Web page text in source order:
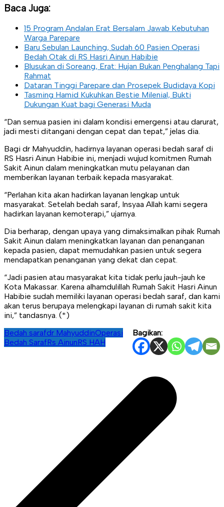
Baca Juga:
15 Program Andalan Erat Bersalam Jawab Kebutuhan
Warga Parepare
Baru Sebulan Launching, Sudah 60 Pasien Operasi
Bedah Otak di RS Hasri Ainun Habibie
Blusukan di Soreang, Erat: Hujan Bukan Penghalang Tapi
Rahmat
Dataran Tinggi Parepare dan Prosepek Budidaya Kopi
Tasming Hamid Kukuhkan Bestie Milenial, Bukti
Dukungan Kuat bagi Generasi Muda
“Dan semua pasien ini dalam kondisi emergensi atau darurat,
jadi mesti ditangani dengan cepat dan tepat,” jelas dia.
Bagi dr Mahyuddin, hadirnya layanan operasi bedah saraf di
RS Hasri Ainun Habibie ini, menjadi wujud komitmen Rumah
Sakit Ainun dalam meningkatkan mutu pelayanan dan
memberikan layanan terbaik kepada masyarakat.
“Perlahan kita akan hadirkan layanan lengkap untuk
masyarakat. Setelah bedah saraf, Insyaa Allah kami segera
hadirkan layanan kemoterapi,” ujarnya.
Dia berharap, dengan upaya yang dimaksimalkan pihak Rumah
Sakit Ainun dalam meningkatkan layanan dan penanganan
kepada pasien, dapat memudahkan pasien untuk segera
mendapatkan penanganan yang dekat dan cepat.
“Jadi pasien atau masyarakat kita tidak perlu jauh-jauh ke
Kota Makassar. Karena alhamdulillah Rumah Sakit Hasri Ainun
Habibie sudah memiliki layanan operasi bedah saraf, dan kami
akan terus berupaya melengkapi layanan di rumah sakit kita
ini,” tandasnya. (*)
Bagikan:
Bedah sarafdr MahyuddinOperasi
Bedah SarafRs AinunRS HAH